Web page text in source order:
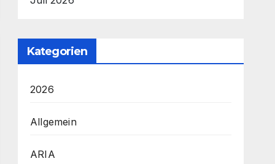
Kategorien
2026
Allgemein
ARIA